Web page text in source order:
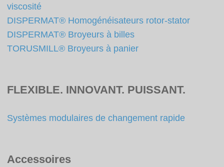
viscosité
DISPERMAT® Homogénéisateurs rotor-stator
DISPERMAT® Broyeurs à billes
TORUSMILL® Broyeurs à panier
FLEXIBLE. INNOVANT. PUISSANT.
Systèmes modulaires de changement rapide
Accessoires